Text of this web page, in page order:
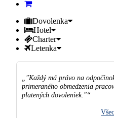
Dovolenka
Hotel
Charter
Letenka
"Každý má právo na
primeraného obmedzenia
platených dovoleniek."